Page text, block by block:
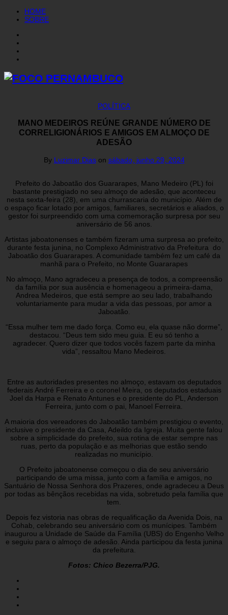
HOME
SOBRE
POLÍTICA
MANO MEDEIROS REÚNE GRANDE NÚMERO DE
CORRELIGIONÁRIOS E AMIGOS EM ALMOÇO DE
ADESÃO
By Luzimar Dias on sábado, junho 29, 2024
Prefeito do Jaboatão dos Guararapes, Mano Medeiro (PL) foi
bastante prestigiado no seu almoço de adesão, que aconteceu
nesta sexta-feira (28), em uma churrascaria do município. Além de
o espaço ficar lotado por amigos, familiares, secretários e aliados, o
gestor foi surpreendido com uma comemoração surpresa por seu
aniversário de 56 anos.
Artistas jaboatonenses e também fizeram uma surpresa ao prefeito,
durante festa junina, no Complexo Administrativo da Prefeitura do
Jaboatão dos Guararapes. A comunidade também fez um café da
manhã para o Prefeito, no Monte Guararapes
No almoço, Mano agradeceu a presença de todos, a compreensão
da família por sua ausência e homenageou a primeira-dama,
Andrea Medeiros, que está sempre ao seu lado, trabalhando
voluntariamente para mudar a vida das pessoas, por amor a
Jaboatão.
“Essa mulher tem me dado força. Como eu, ela quase não dorme”,
destacou. “Deus tem sido meu guia. E eu só tenho a
agradecer. Quero dizer que todos vocês fazem parte da minha
vida”, ressaltou Mano Medeiros.
Entre as autoridades presentes no almoço, estavam os deputados
federais André Ferreira e o coronel Meira, os deputados estaduais
Joel da Harpa e Renato Antunes e o presidente do PL, Anderson
Ferreira, junto com o pai, Manoel Ferreira.
A maioria dos vereadores do Jaboatão também prestigiou o evento,
inclusive o presidente da Casa, Adeildo da Igreja. Muita gente falou
sobre a simplicidade do prefeito, sua rotina de estar sempre nas
ruas, perto da população e as melhorias que estão sendo
realizadas no município.
O Prefeito jaboatonense começou o dia de seu aniversário
participando de uma missa, junto com a família e amigos, no
Santuário de Nossa Senhora dos Prazeres, onde agradeceu a Deus
por todas as bênçãos recebidas na vida, sobretudo pela família que
tem.
Depois fez vistoria nas obras de requalificação da Avenida Dois, na
Cohab, celebrando seu aniversário com os munícipes. Também
inaugurou a Unidade de Saúde da Família (UBS) do Engenho Velho
e seguiu para o almoço de adesão. Ainda participou da festa junina
da prefeitura.
Fotos: Chico Bezerra/PJG.